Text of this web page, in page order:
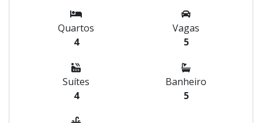
Quartos
4
Vagas
5
Suítes
4
Banheiro
5